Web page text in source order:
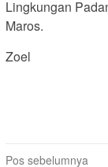
Lingkungan
Maros.
Zoel
Pos sebelumnya